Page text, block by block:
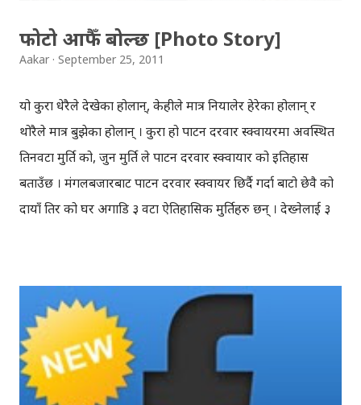
फोटो आफैँ बोल्छ [Photo Story]
Aakar September 25, 2011
यो कुरा धेरैले देखेका होलान्, केहीले मात्र नियालेर हेरेका होलान् र
थोरैले मात्र बुझेका होलान् । कुरा हो पाटन दरवार स्क्वायरमा अवस्थित
तिनवटा मुर्ति को, जुन मुर्ति ले पाटन दरवार स्क्वायार को इतिहास
बताउँछ । मंगलबजारबाट पाटन दरवार स्क्वायर छिर्दै गर्दा बाटो छेवै को
दायाँ तिर को घर अगाडि ३ वटा ऐतिहासिक मुर्तिहरु छन् । देख्नेलाई ३
मानिसको सोच्ने क्षमता को हामीलाई कदर गर्न करै लाग्छ । ती ३ वटा
मुर्तिहरु हेरेर यो पाटन दरवार कसले बनायो/बनाउन लगायो भन्ने कुरा
थाहा हुन्छ । मुर्ति हेरेर कसरी कसैले त्यस्तो भन्न सक्छ होला भन्ने
कौतुहलता लाग्नु स्वभाविक नै हो ! तल ती मुर्तिहरु को फोटो छ, फोटो
आफैँ बोलिरहेको छ, तर बुझ्नु नबुझ्नु तपाई को कुरा ! माथि को फोटोमा